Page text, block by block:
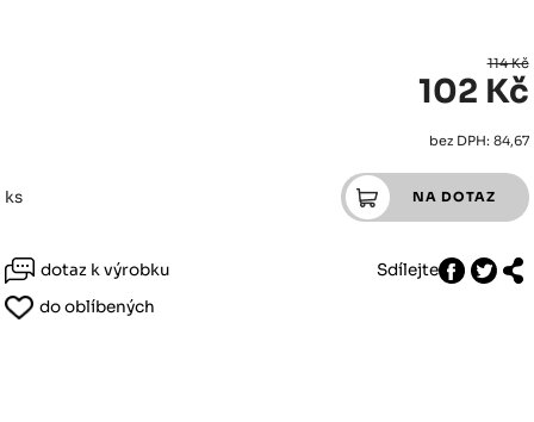
114 Kč
102 Kč
bez DPH: 84,67
ks
dotaz k výrobku
Sdílejte
do oblíbených